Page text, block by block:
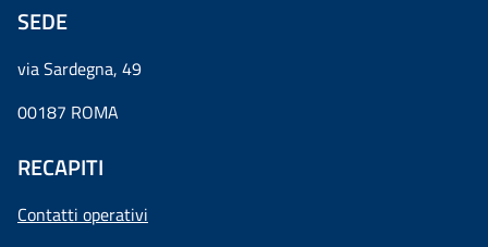
SEDE
via Sardegna, 49
00187 ROMA
RECAPITI
Contatti operativi